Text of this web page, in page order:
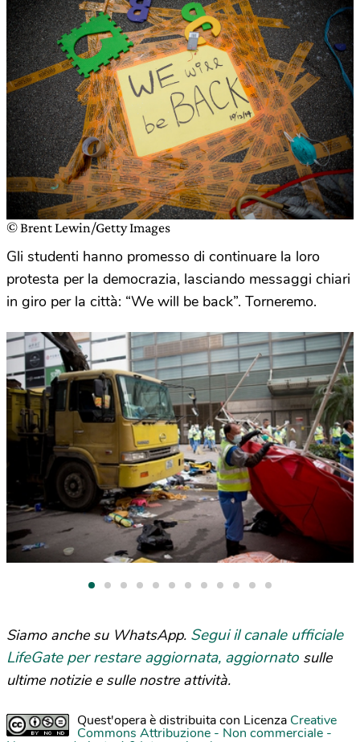
© Brent Lewin/Getty Images
Gli studenti hanno promesso di continuare la loro
protesta per la democrazia, lasciando messaggi chiari
in giro per la città: “We will be back”. Torneremo.
Siamo anche su WhatsApp. Segui il canale ufficiale
LifeGate per restare aggiornata, aggiornato sulle
ultime notizie e sulle nostre attività.
Quest'opera è distribuita con Licenza Creative
Commons Attribuzione - Non commerciale -